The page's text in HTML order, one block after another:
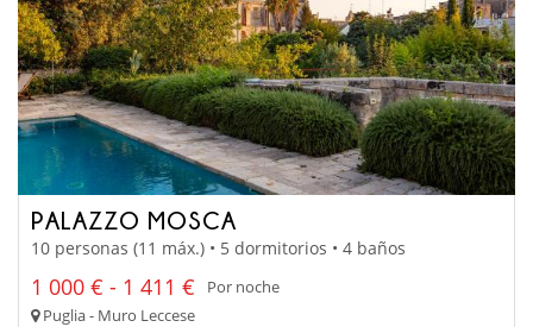
PALAZZO MOSCA
10 personas (11 máx.) • 5 dormitorios • 4 baños
1 000 € - 1 411 €
Por noche
Puglia - Muro Leccese